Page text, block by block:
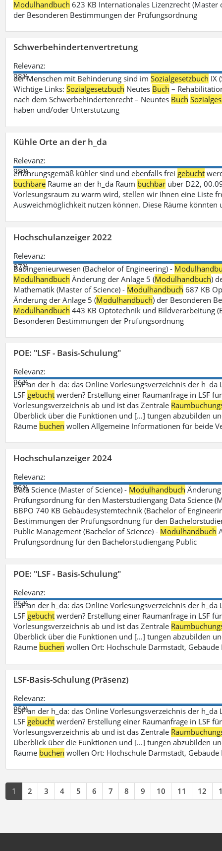
Modulhandbuch 623 KB Internationales Lizenzrecht (Master
der Besonderen Bestimmungen der Prüfungsordnung
Schwerbehindertenvertretung
Relevanz:
98%
der Menschen mit Behinderung sind imSozialgesetzbuch IX
Wichtige Links:Sozialgesetzbuch Neutes Buch –
nach dem Schwerbehindertenrecht – Neuntes Buch
haben und/oder Unterstützung
Kühle Orte an der h_da
Relevanz:
98%
erfahrungsgemäß kühler sind und ebenfalls frei gebucht
buchbare Räume an der h_da Raum buchbar über D22,
Vorlesungsraum zu warm wird, stellen wir Ihnen eine Liste
Ausweichmöglichkeit nutzen können. Diese Räume könnten
Hochschulanzeiger 2022
Relevanz:
97%
Bauingenieurwesen (Bachelor of Engineering) -
Modulhandbuch Änderung der Anlage 5 (Modulhandbuch)
Mathematik (Master of Science) - Modulhandbuch 687 KB
Änderung der Anlage 5 (Modulhandbuch) der Besonderen
Modulhandbuch 443 KB Optotechnik und Bildverarbeitung
Besonderen Bestimmungen der Prüfungsordnung
POE: "LSF - Basis-Schulung"
Relevanz:
96%
LSF an der h_da: das Online Vorlesungsverzeichnis der h_da
LSF gebucht werden? Erstellung einer Raumanfrage in LSF
Vorlesungsverzeichnis ab und ist das Zentrale
Überblick über die Funktionen und [...] tungen abzubilden
Räume buchen wollen Allgemeine Informationen für beide
Hochschulanzeiger 2024
Relevanz:
96%
Data Science (Master of Science) - Modulhandbuch
Prüfungsordnung für den Masterstudiengang Data Science
BBPO 740 KB Gebäudesystemtechnik (Bachelor of
Bestimmungen der Prüfungsordnung für den
Public Management (Bachelor of Science) - Modulhandbuch
Prüfungsordnung für den Bachelorstudiengang Public
POE: "LSF - Basis-Schulung"
Relevanz:
95%
LSF an der h_da: das Online Vorlesungsverzeichnis der h_da
LSF gebucht werden? Erstellung einer Raumanfrage in LSF
Vorlesungsverzeichnis ab und ist das Zentrale
Überblick über die Funktionen und [...] tungen abzubilden
Räume buchen wollen Ort: Hochschule Darmstadt,
LSF-Basis-Schulung (Präsenz)
Relevanz:
95%
LSF an der h_da: das Online Vorlesungsverzeichnis der h_da
LSF gebucht werden? Erstellung einer Raumanfrage in LSF
Vorlesungsverzeichnis ab und ist das Zentrale
Überblick über die Funktionen und [...] tungen abzubilden
Räume buchen wollen Ort: Hochschule Darmstadt,
1 2 3 4 5 6 7 8 9 10 11 12